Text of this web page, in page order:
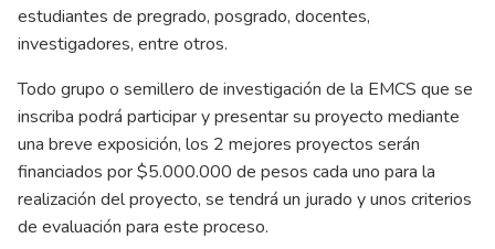
estudiantes de pregrado, posgrado, docentes,
investigadores, entre otros.
Todo grupo o semillero de investigación de la EMCS que se
inscriba podrá participar y presentar su proyecto mediante
una breve exposición, los 2 mejores proyectos serán
financiados por $5.000.000 de pesos cada uno para la
realización del proyecto, se tendrá un jurado y unos criterios
de evaluación para este proceso.